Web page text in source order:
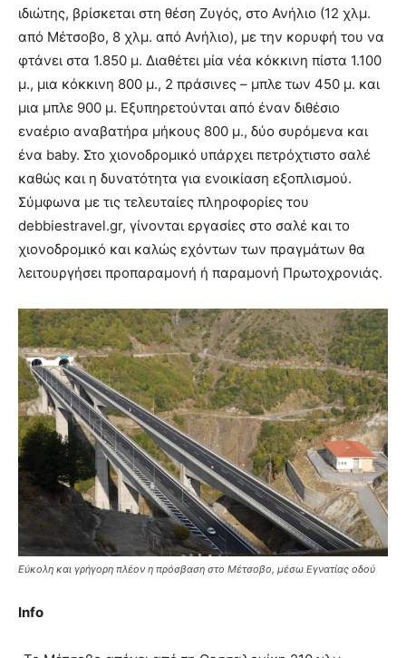
ιδιώτης, βρίσκεται στη θέση Ζυγός, στο Ανήλιο (12 χλμ.
από Μέτσοβο, 8 χλμ. από Ανήλιο), με την κορυφή του να
φτάνει στα 1.850 μ. Διαθέτει μία νέα κόκκινη πίστα 1.100
μ., μια κόκκινη 800 μ., 2 πράσινες – μπλε των 450 μ. και
μια μπλε 900 μ. Εξυπηρετούνται από έναν διθέσιο
εναέριο αναβατήρα μήκους 800 μ., δύο συρόμενα και
ένα baby. Στο χιονοδρομικό υπάρχει πετρόχτιστο σαλέ
καθώς και η δυνατότητα για ενοικίαση εξοπλισμού.
Σύμφωνα με τις τελευταίες πληροφορίες του
debbiestravel.gr, γίνονται εργασίες στο σαλέ και το
χιονοδρομικό και καλώς εχόντων των πραγμάτων θα
λειτουργήσει προπαραμονή ή παραμονή Πρωτοχρονιάς.
Εύκολη και γρήγορη πλέον η πρόσβαση στο Μέτσοβο, μέσω Εγνατίας οδού
Info